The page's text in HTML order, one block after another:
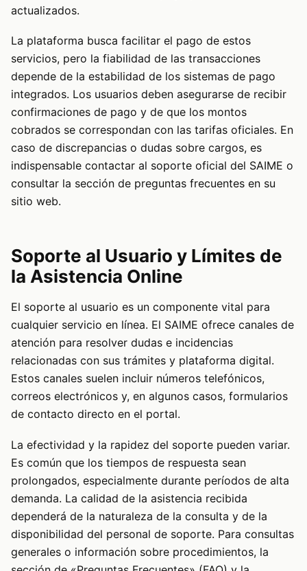
actualizados.
La plataforma busca facilitar el pago de estos
servicios, pero la fiabilidad de las transacciones
depende de la estabilidad de los sistemas de pago
integrados. Los usuarios deben asegurarse de recibir
confirmaciones de pago y de que los montos
cobrados se correspondan con las tarifas oficiales. En
caso de discrepancias o dudas sobre cargos, es
indispensable contactar al soporte oficial del SAIME o
consultar la sección de preguntas frecuentes en su
sitio web.
Soporte al Usuario y Límites de
la Asistencia Online
El soporte al usuario es un componente vital para
cualquier servicio en línea. El SAIME ofrece canales de
atención para resolver dudas e incidencias
relacionadas con sus trámites y plataforma digital.
Estos canales suelen incluir números telefónicos,
correos electrónicos y, en algunos casos, formularios
de contacto directo en el portal.
La efectividad y la rapidez del soporte pueden variar.
Es común que los tiempos de respuesta sean
prolongados, especialmente durante períodos de alta
demanda. La calidad de la asistencia recibida
dependerá de la naturaleza de la consulta y de la
disponibilidad del personal de soporte. Para consultas
generales o información sobre procedimientos, la